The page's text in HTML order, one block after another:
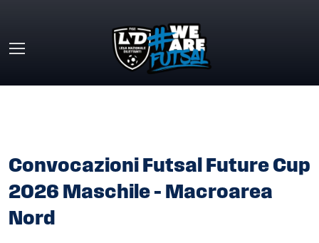
Convocazioni Futsal Future Cup
2026 Maschile – Macroarea
Nord